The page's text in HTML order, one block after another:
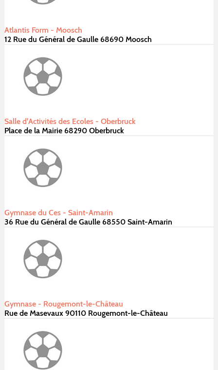
Atlantis Form - Moosch
12 Rue du Général de Gaulle 68690 Moosch
Salle d'Activités des Ecoles - Oberbruck
Place de la Mairie 68290 Oberbruck
Gymnase du Ces - Saint-Amarin
36 Rue du Général de Gaulle 68550 Saint-Amarin
Gymnase - Rougemont-le-Château
Rue de Masevaux 90110 Rougemont-le-Château